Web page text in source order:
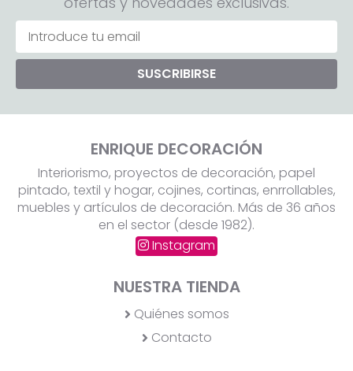
SUSCRIBIRSE
ENRIQUE DECORACIÓN
Interiorismo, proyectos de decoración, papel
pintado, textil y hogar, cojines, cortinas, enrrollables,
muebles y artículos de decoración. Más de 36 años
en el sector (desde 1982).
Instagram
NUESTRA TIENDA
Quiénes somos
Contacto